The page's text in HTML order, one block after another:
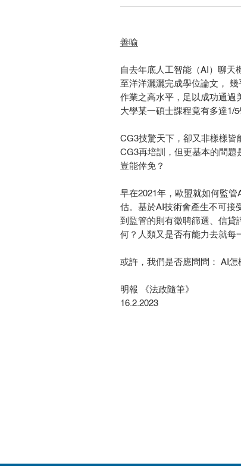
善喻
自去年底人工智能（AI）聊天
至洋洋灑灑完成學位論文，
作業之高水平，足以成功通過
大學某一碩士課程竟有多達1/
CG3技驚天下，卻又非樣樣皆
CG3再培訓，但更基本的問題
豈能倖免？
早在2021年，歐盟就如何監
估。基於AI技術會產生不可接
到監管的則有徵聘篩選、信貸
何？人類又是否有能力去就每
或許，我們是否應問問： AI怎
明報 《法政隨筆》
16.2.2023